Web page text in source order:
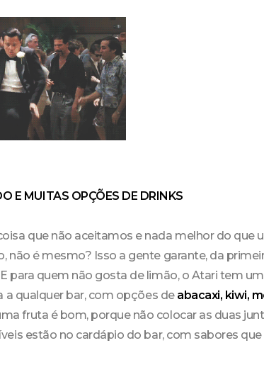
E MUITAS OPÇÕES DE DRINKS
que não aceitamos e nada melhor do que
não é mesmo? Isso a gente garante, da
para quem não gosta de limão, o Atari tem
a qualquer bar, com opções de abacaxi, kiwi,
fruta é bom, porque não colocar as duas
estão no cardápio do bar, com sabores